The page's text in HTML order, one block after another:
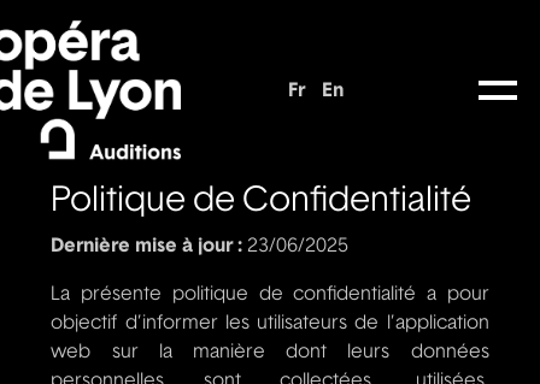
Fr En
Politique de Confidentialité
Dernière mise à jour : 23/06/2025
La présente politique de confidentialité a pour
objectif d’informer les utilisateurs de l’application
web sur la manière dont leurs données